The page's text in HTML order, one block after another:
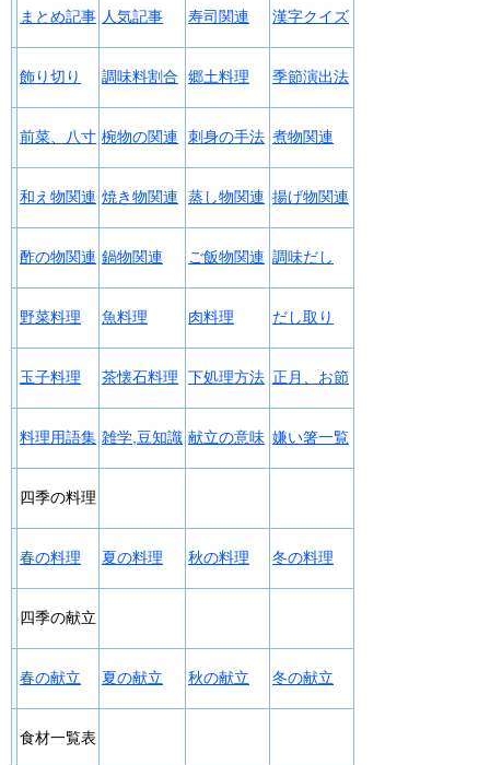
まとめ記事 人気記事 寿司関連 漢字クイズ
飾り切り 調味料割合 郷土料理 季節演出法
前菜、八寸 椀物の関連 刺身の手法 煮物関連
和え物関連 焼き物関連 蒸し物関連 揚げ物関連
酢の物関連 鍋物関連 ご飯物関連 調味だし
野菜料理 魚料理 肉料理 だし取り
玉子料理 茶懐石料理 下処理方法 正月、お節
料理用語集 雑学,豆知識 献立の意味 嫌い箸一覧
四季の料理
春の料理 夏の料理 秋の料理 冬の料理
四季の献立
春の献立 夏の献立 秋の献立 冬の献立
食材一覧表